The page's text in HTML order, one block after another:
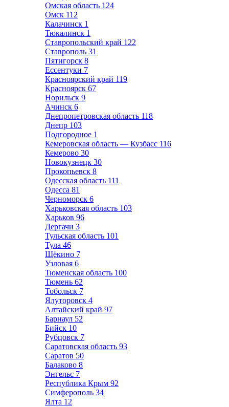
Омская область 124
Омск 112
Калачинск 1
Тюкалинск 1
Ставропольский край 122
Ставрополь 31
Пятигорск 8
Ессентуки 7
Красноярский край 119
Красноярск 67
Норильск 9
Ачинск 6
Днепропетровская область 118
Днепр 103
Подгородное 1
Кемеровская область — Кузбасс 116
Кемерово 30
Новокузнецк 30
Прокопьевск 8
Одесская область 111
Одесса 81
Черноморск 6
Харьковская область 103
Харьков 96
Дергачи 3
Тульская область 101
Тула 46
Щёкино 7
Узловая 6
Тюменская область 100
Тюмень 62
Тобольск 7
Ялуторовск 4
Алтайский край 97
Барнаул 52
Бийск 10
Рубцовск 7
Саратовская область 93
Саратов 50
Балаково 8
Энгельс 7
Республика Крым 92
Симферополь 34
Ялта 12